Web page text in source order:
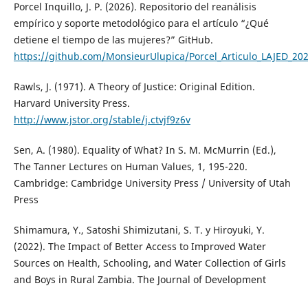
Porcel Inquillo, J. P. (2026). Repositorio del reanálisis
empírico y soporte metodológico para el artículo “¿Qué
detiene el tiempo de las mujeres?” GitHub.
https://github.com/MonsieurUlupica/
Rawls, J. (1971). A Theory of Justice: Original Edition.
Harvard University Press.
http://www.jstor.org/stable/j.ctvjf9z6v
Sen, A. (1980). Equality of What? In S. M. McMurrin (Ed.),
The Tanner Lectures on Human Values, 1, 195-220.
Cambridge: Cambridge University Press / University of Utah
Press
Shimamura, Y., Satoshi Shimizutani, S. T. y Hiroyuki, Y.
(2022). The Impact of Better Access to Improved Water
Sources on Health, Schooling, and Water Collection of Girls
and Boys in Rural Zambia. The Journal of Development